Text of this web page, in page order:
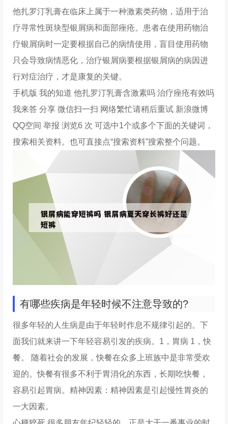
他扎罗汀乳膏在临床上属于一种激素类药物，适用于治
疗寻常性斑块型银屑病和面部痤疮。患者在使用药物治
疗银屑病时一定要根据自己的病情使用，盲目使用药物
只会导致病情恶化，治疗银屑病要根据银屑病的病因进
行对症治疗，才是康复的关键。
手机版 我的知道 他扎罗汀乳膏含激素吗 治疗痤疮有效吗
我来答 分享 微信扫一扫 网络繁忙请稍后重试 新浪微博
QQ空间 举报 浏览6 次 可选中1个或多个下面的关键词，
搜索相关资料。也可直接点“搜索资料”搜索整个问题。
有哪些疾病是年轻时候不注意导致的?
很多年轻的人生病是由于年轻时作息不规律引起的。下
面我们就来讲一下年轻容易引发的疾病。1，胃病 1，快
餐。 随着社会的发展，快餐在众多上班族中是非常受欢
迎的。快餐有很多不利于胃消化的东西，长期吃快餐，
容易引起胃病。精神因素：精神因素是引起慢性胃炎的
一大因素。